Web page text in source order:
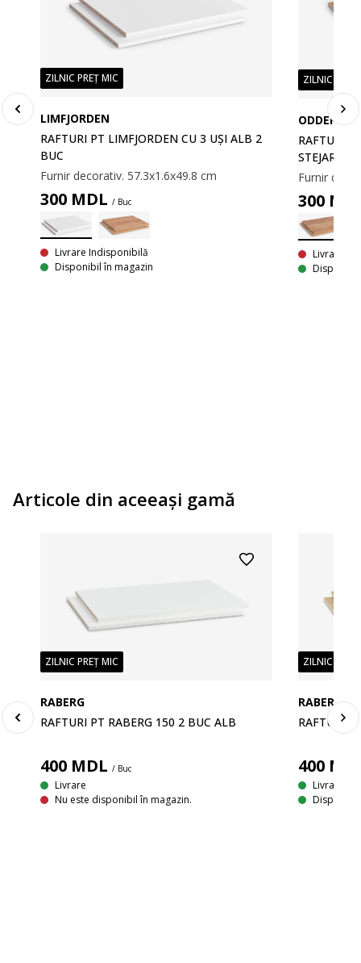
ZILNIC PREȚ MIC
LIMFJORDEN
RAFTURI PT LIMFJORDEN CU 3 UȘI ALB 2
BUC
Furnir decorativ. 57.3x1.6x49.8 cm
300MDL / Buc
Livrare Indisponibilă
Disponibil în magazin
ZILNIC PREȚ
ODDER/
RAFTURI
STEJAR 2
Furnir
300
Livrare
Disponibil
Articole din aceeaşi gamă
ZILNIC PREȚ MIC
RABERG
RAFTURI PT RABERG 150 2 BUC ALB
400 MDL/ Buc
Livrare
Nu este disponibil în magazin.
ZILNIC PREȚ
RABERG
RAFTURI
400
Livrare
Disponibil